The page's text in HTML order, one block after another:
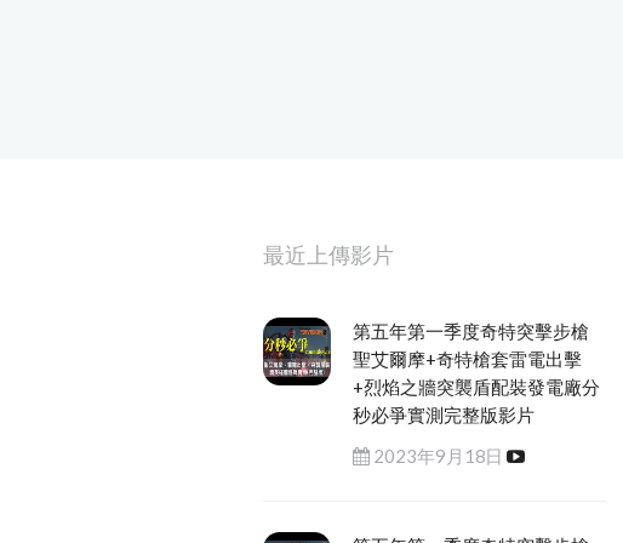
最近上傳影片
第五年第一季度奇特突擊步槍
聖艾爾摩+奇特槍套雷電出擊
+烈焰之牆突襲盾配裝發電廠分
秒必爭實測完整版影片
2023年9月18日